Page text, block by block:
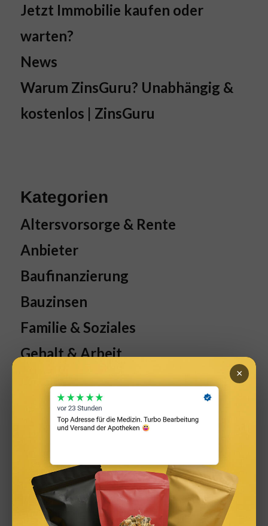
Jetzt Immobilie kaufen oder
warten?
News
Warum ZinsGuru? Unabhängig &
kostenlos | ZinsGuru
Kategorien
Altersvorsorge & Rente
Anbieter
Baufinanzierung
Bauzinsen
Familie & Soziales
Gehalt & Arbeit
Immobilien & Baufinanzierung
Kapitalanlage
Kredit & Schulden
Steuern
Versicherungen
×